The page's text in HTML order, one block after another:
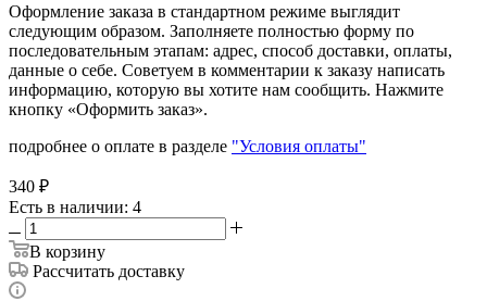
Оформление заказа в стандартном режиме выглядит
следующим образом. Заполняете полностью форму по
последовательным этапам: адрес, способ доставки, оплаты,
данные о себе. Советуем в комментарии к заказу написать
информацию, которую вы хотите нам сообщить. Нажмите
кнопку «Оформить заказ».
подробнее о оплате в разделе "Условия оплаты"
340 ₽
Есть в наличии: 4
В корзину
Рассчитать доставку